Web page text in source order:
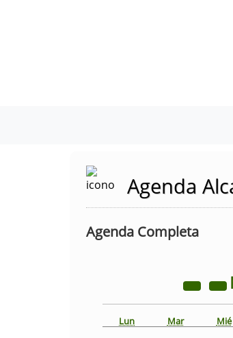
Agenda
Agenda Completa
Lun Mar Mié